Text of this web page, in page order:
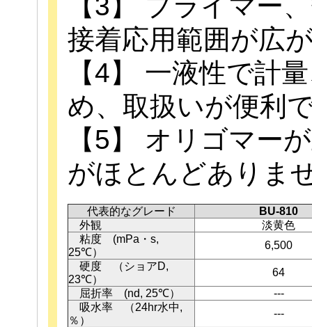
接着応用範囲が広
【4】 一液性で計
め、取扱いが便利
【5】 オリゴマー
がほとんどありま
代表的なグレード
BU-810
外観
淡黄色
粘度 (mPa・s,
25℃）
6,500
硬度 （ショアD,
23℃）
64
屈折率 (nd, 25℃）
---
吸水率 （24hr水中,
％）
---